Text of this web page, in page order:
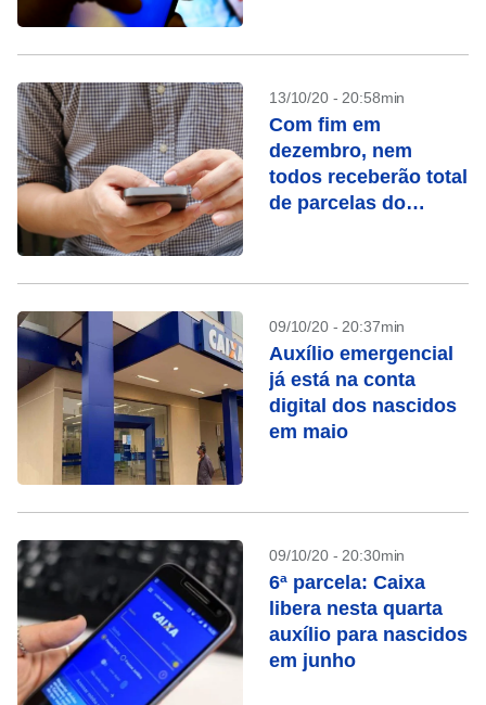
13/10/20 - 20:58min
Com fim em
dezembro, nem
todos receberão total
de parcelas do
09/10/20 - 20:37min
Auxílio emergencial
já está na conta
digital dos nascidos
em maio
09/10/20 - 20:30min
6ª parcela: Caixa
libera nesta quarta
auxílio para nascidos
em junho